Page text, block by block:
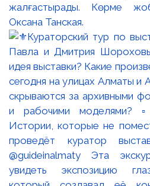
жалғастырады. Көрме
Оксана Танская.